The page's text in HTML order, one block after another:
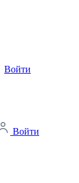
Войти
Войти